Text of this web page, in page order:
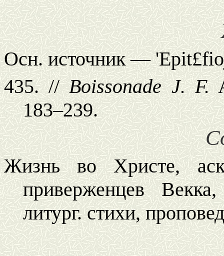
Осн. источник —
435. //Boissonade J. F.
183–239.
Жизнь во Христе,
приверженцев
литург. стихи,